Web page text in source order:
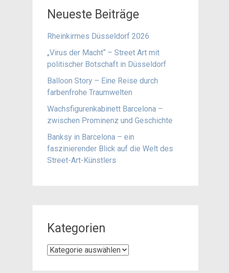
Neueste Beiträge
Rheinkirmes Düsseldorf 2026
„Virus der Macht“ – Street Art mit
politischer Botschaft in Düsseldorf
Balloon Story – Eine Reise durch
farbenfrohe Traumwelten
Wachsfigurenkabinett Barcelona –
zwischen Prominenz und Geschichte
Banksy in Barcelona – ein
faszinierender Blick auf die Welt des
Street-Art-Künstlers
Kategorien
Kategorien